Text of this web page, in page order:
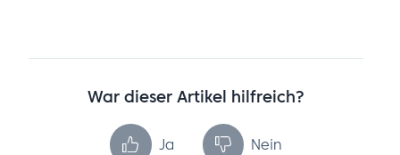
War dieser Artikel hilfreich?
Ja Nein